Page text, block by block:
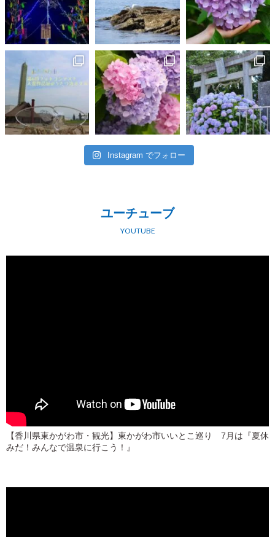
Instagram でフォロー
ユーチューブ
YOUTUBE
【香川県東かがわ市・観光】東かがわ市いいとこ巡り 7月は『夏休
みだ！みんなで温泉に行こう！』